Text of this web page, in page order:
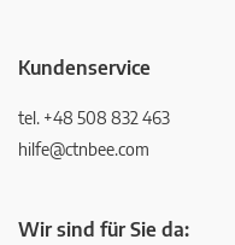
Kundenservice
tel. +48 508 832 463
hilfe@ctnbee.com
Wir sind für Sie da: